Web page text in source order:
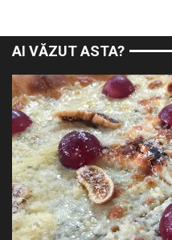
AI VĂZUT ASTA?